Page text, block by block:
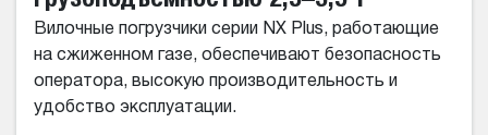
Вилочные погрузчики серии NX Plus, работающие
на сжиженном газе, обеспечивают безопасность
оператора, высокую производительность и
удобство эксплуатации.